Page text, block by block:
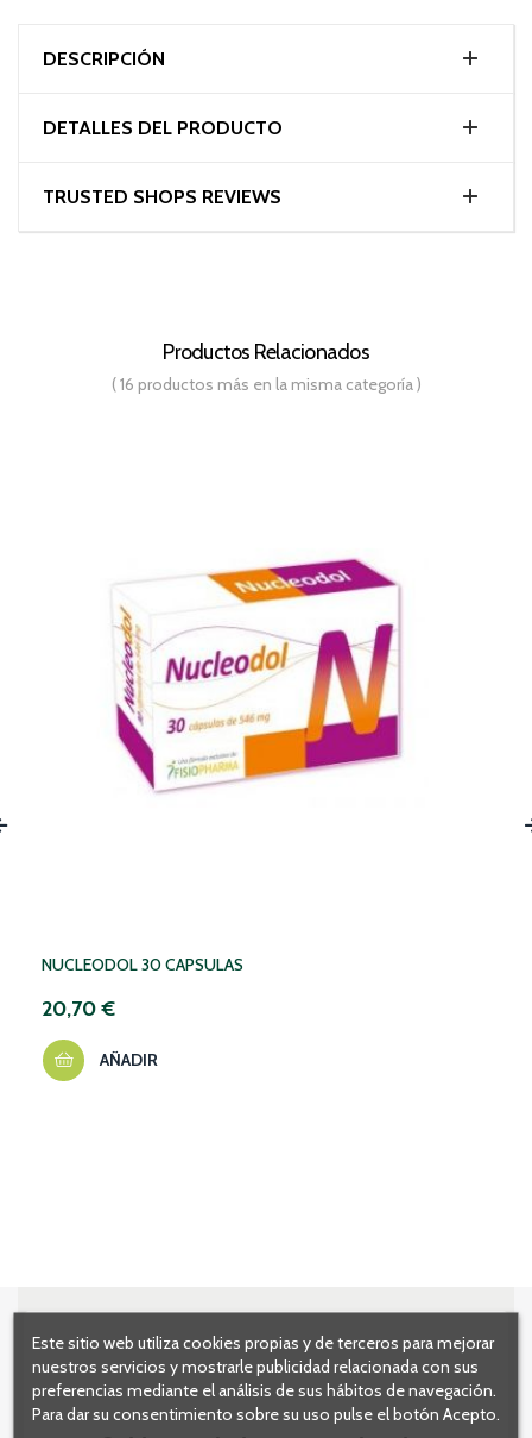
DESCRIPCIÓN
DETALLES DEL PRODUCTO
TRUSTED SHOPS REVIEWS
Productos Relacionados
( 16 productos más en la misma categoría )
NUCLEODOL 30 CAPSULAS
20,70 €
AÑADIR
Este sitio web utiliza cookies propias y de terceros para mejorar
nuestros servicios y mostrarle publicidad relacionada con sus
preferencias mediante el análisis de sus hábitos de navegación.
Para dar su consentimiento sobre su uso pulse el botón Acepto.